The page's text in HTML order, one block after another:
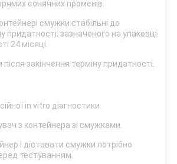
сонячних променів.
смужки стабільні до
придатності, зазначеного на упаковці.
24 місяці.
закінчення терміну придатності.
in vitro діагностики.
з контейнера зі смужками.
і діставати смужки потрібно
тестуванням.